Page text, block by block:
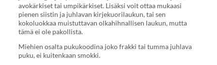
avokärkiset tai umpikärkiset. Lisäksi voit ottaa mukaasi
pienen siistin ja juhlavan kirjekuorilaukun, tai sen
kokoluokkaa muistuttavan olkahihnallisen laukun, mutta
tämä ei ole pakollista.
Miehien osalta pukukoodina joko frakki tai tumma juhlava
puku, ei kuitenkaan smokki.